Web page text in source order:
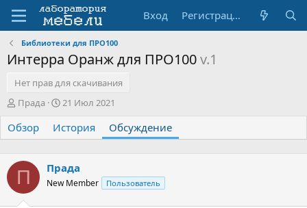
Вход Регистрация
Библиотеки для ПРО100
Интерра Оранж для ПРО100v.1
Нет прав для скачивания
А
т
о
т
е
ы
Прада
Д
т
а
а
а
21 Июл 2021
Обзор История Обсуждение
П Прада
New Member Пользователь